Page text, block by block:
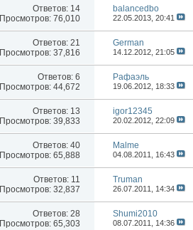
Ответов: 14
Просмотров: 76,010
balancedbo
22.05.2013,20:41
Ответов: 21
Просмотров: 37,816
German
14.12.2012,21:05
Ответов: 6
Просмотров: 44,672
Рафаэль
19.06.2012, 18:33
Ответов: 13
Просмотров: 39,833
igor12345
20.02.2012,22:09
Ответов: 40
Просмотров: 65,888
Malme
04.08.2011, 16:43
Ответов: 11
Просмотров: 32,837
Truman
26.07.2011, 14:34
Ответов: 28
Просмотров: 65,303
Shumi2010
08.07.2011, 14:36